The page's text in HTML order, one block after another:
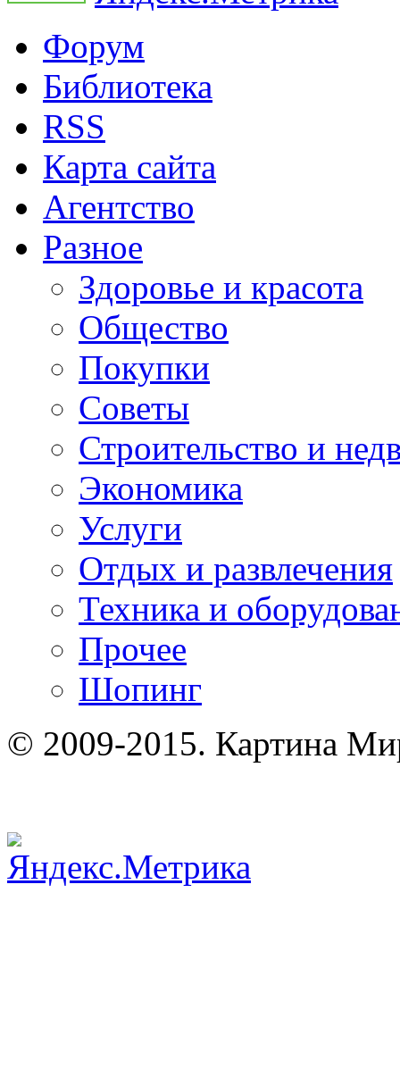
Форум
Библиотека
RSS
Карта сайта
Агентство
Разное
Здоровье и красота
Общество
Покупки
Советы
Строительство и
Экономика
Услуги
Отдых и развлечения
Техника и
Прочее
Шопинг
© 2009-2015. Картина